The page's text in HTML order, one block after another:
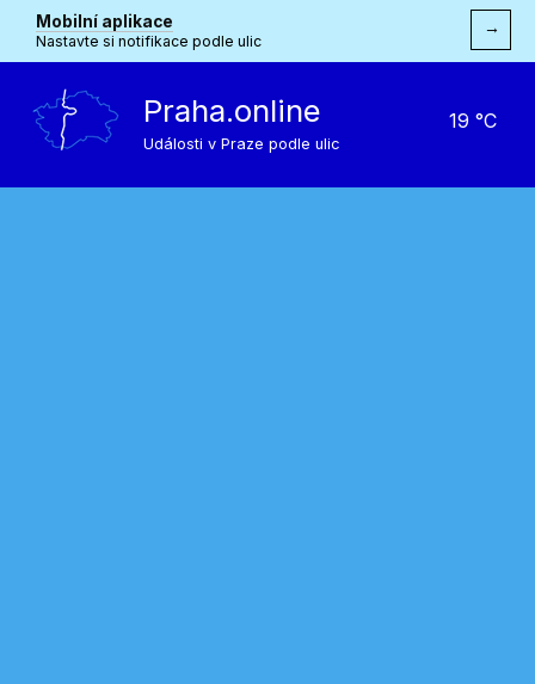
Mobilní aplikace
Nastavte si notifikace podle ulic
→
Praha.online
Události v Praze podle ulic
19 °C